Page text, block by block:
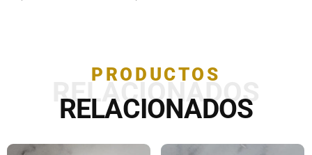
PRODUCTOS
RELACIONADOS
RELACIONADOS